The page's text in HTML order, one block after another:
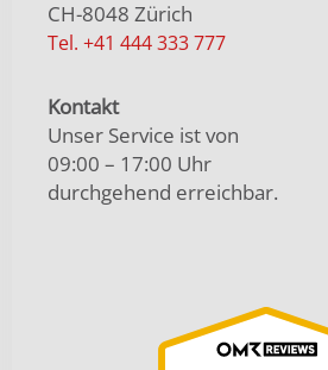
CH-8048 Zürich
Tel. +41 444 333 777
Kontakt
Unser Service ist von
09:00 – 17:00 Uhr
durchgehend erreichbar.